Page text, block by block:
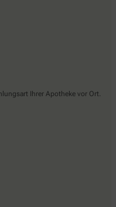
Ihrer Apotheke vor Ort.